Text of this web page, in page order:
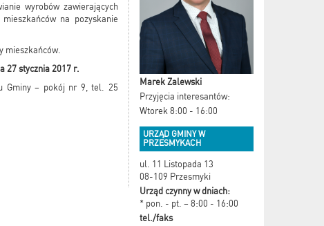
wyrobów zawierających
na pozyskanie
mieszkańców.
27 stycznia 2017 r.
Gminy – pokój nr 9, tel. 25
Marek Zalewski
Przyjęcia interesantów:
Wtorek 8:00 - 16:00
URZĄD GMINY W
PRZESMYKACH
ul. 11 Listopada 13
08-109 Przesmyki
Urząd czynny w dniach:
* pon. - pt. – 8:00 - 16:00
tel./faks